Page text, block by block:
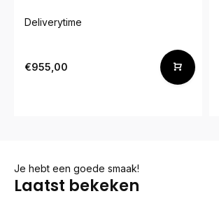
Deliverytime
€955,00
Je hebt een goede smaak!
Laatst bekeken